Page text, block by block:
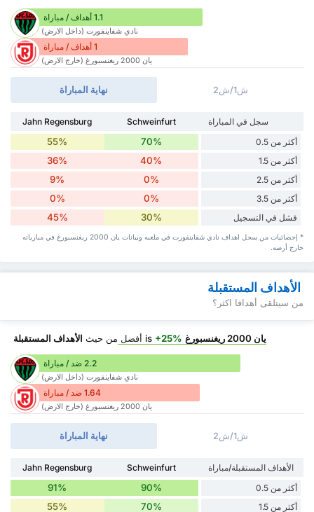
1.1 أهداف / مباراة
نادي شفاينفورت (داخل الارض)
1 أهداف / مباراة
يان 2000 ريغنسبورغ (خارج الارض)
نهاية المباراة ش1/ش2
سجل في المباراة Schweinfurt
Jahn Regensburg
أكثر من 0.5
70%
55%
أكثر من 1.5 40%
36%
أكثر من 2.5 0%
9%
أكثر من 3.5 0%
0%
فشل في التسجيل 30%
45%
* إحصائيات من سجل اهداف نادي شفاينفورت في ملعبه وبيانات يان 2000 ريغنسبورغ في مبارياته
خارج أرضه.
الأهداف المستقبلة
من سيتلقى أهدافا اكثر؟
يان 2000 ريغنسبورغ +25% أفضل من حيث الأهداف المستقبلة
2.2 ضد / مباراة
نادي شفاينفورت (داخل الارض)
1.64 ضد / مباراة
يان 2000 ريغنسبورغ (خارج الارض)
نهاية المباراة ش1/ش2
الأهداف المستقبلة/مباراة Schweinfurt
Jahn Regensburg
أكثر من 0.5
90%
91%
أكثر من 1.5 70%
55%